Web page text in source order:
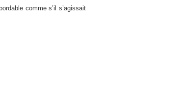
comme s’il s’agissait